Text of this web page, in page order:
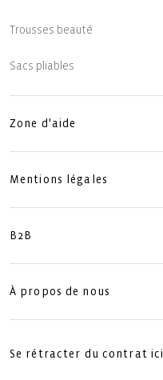
Trousses beauté
Sacs pliables
Zone d'aide
Mentions légales
B2B
À propos de nous
Se rétracter du contrat ici